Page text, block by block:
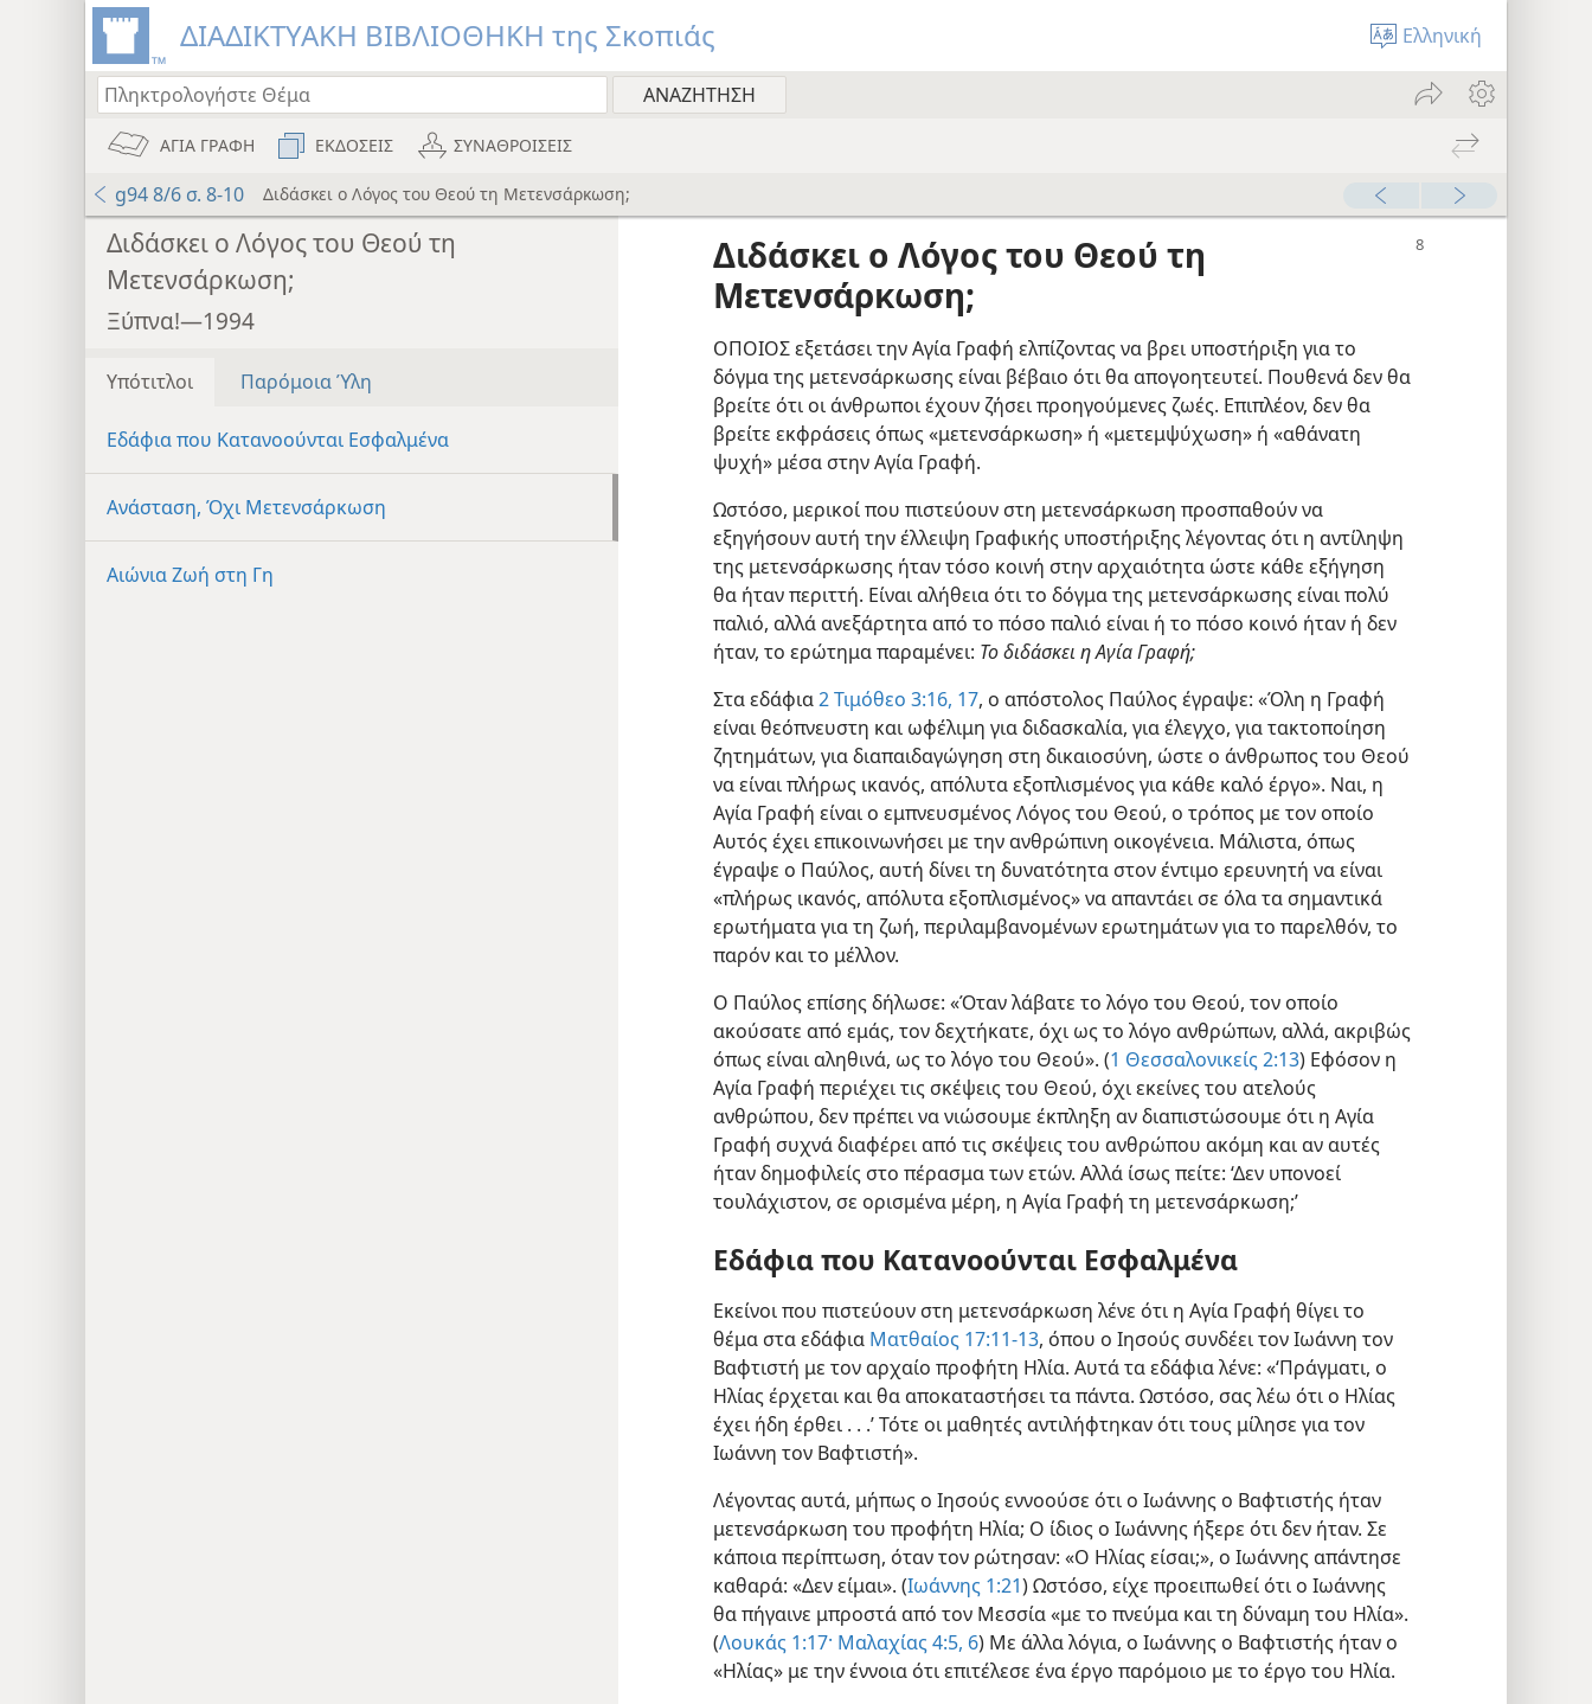
ΔΙΑΔΙΚΤΥΑΚΗ ΒΙΒΛΙΟΘΗΚΗ της Σκοπιάς Ελληνική
ΑΓΙΑ ΓΡΑΦΗ ΕΚΔΟΣΕΙΣ ΣΥΝΑΘΡΟΙΣΕΙΣ
g94 8/6 σ. 8-10 Διδάσκει ο Λόγος του Θεού τη Μετενσάρκωση;
Διδάσκει ο Λόγος του Θεού τη
Μετενσάρκωση;
Ξύπνα!—1994
Υπότιτλοι Παρόμοια Ύλη
Εδάφια που Κατανοούνται Εσφαλμένα
Ανάσταση, Όχι Μετενσάρκωση
Αιώνια Ζωή στη Γη
Διδάσκει ο Λόγος του Θεού τη
Μετενσάρκωση;
ΟΠΟΙΟΣ εξετάσει την Αγία Γραφή ελπίζοντας να βρει υποστήριξη για το
δόγμα της μετενσάρκωσης είναι βέβαιο ότι θα απογοητευτεί. Πουθενά δεν θα
βρείτε ότι οι άνθρωποι έχουν ζήσει προηγούμενες ζωές. Επιπλέον, δεν θα
βρείτε εκφράσεις όπως «μετενσάρκωση» ή «μετεμψύχωση» ή «αθάνατη
ψυχή» μέσα στην Αγία Γραφή.
Ωστόσο, μερικοί που πιστεύουν στη μετενσάρκωση προσπαθούν να
εξηγήσουν αυτή την έλλειψη Γραφικής υποστήριξης λέγοντας ότι η αντίληψη
της μετενσάρκωσης ήταν τόσο κοινή στην αρχαιότητα ώστε κάθε εξήγηση
θα ήταν περιττή. Είναι αλήθεια ότι το δόγμα της μετενσάρκωσης είναι πολύ
παλιό, αλλά ανεξάρτητα από το πόσο παλιό είναι ή το πόσο κοινό ήταν ή δεν
ήταν, το ερώτημα παραμένει: Το διδάσκει η Αγία Γραφή;
Στα εδάφια2 Τιμόθεο 3:16, 17, ο απόστολος Παύλος έγραψε: «Όλη η Γραφή
είναι θεόπνευστη και ωφέλιμη για διδασκαλία, για έλεγχο, για τακτοποίηση
ζητημάτων, για διαπαιδαγώγηση στη δικαιοσύνη, ώστε ο άνθρωπος του Θεού
να είναι πλήρως ικανός, απόλυτα εξοπλισμένος για κάθε καλό έργο». Ναι, η
Αγία Γραφή είναι ο εμπνευσμένος Λόγος του Θεού, ο τρόπος με τον οποίο
Αυτός έχει επικοινωνήσει με την ανθρώπινη οικογένεια. Μάλιστα, όπως
έγραψε ο Παύλος, αυτή δίνει τη δυνατότητα στον έντιμο ερευνητή να είναι
«πλήρως ικανός, απόλυτα εξοπλισμένος» να απαντάει σε όλα τα σημαντικά
ερωτήματα για τη ζωή, περιλαμβανομένων ερωτημάτων για το παρελθόν, το
παρόν και το μέλλον.
Ο Παύλος επίσης δήλωσε: «Όταν λάβατε το λόγο του Θεού, τον οποίο
ακούσατε από εμάς, τον δεχτήκατε, όχι ως το λόγο ανθρώπων, αλλά, ακριβώς
όπως είναι αληθινά, ως το λόγο του Θεού». (1 Θεσσαλονικείς 2:13) Εφόσον η
Αγία Γραφή περιέχει τις σκέψεις του Θεού, όχι εκείνες του ατελούς
ανθρώπου, δεν πρέπει να νιώσουμε έκπληξη αν διαπιστώσουμε ότι η Αγία
Γραφή συχνά διαφέρει από τις σκέψεις του ανθρώπου ακόμη και αν αυτές
ήταν δημοφιλείς στο πέρασμα των ετών. Αλλά ίσως πείτε: ‘Δεν υπονοεί
τουλάχιστον, σε ορισμένα μέρη, η Αγία Γραφή τη μετενσάρκωση;’
Εδάφια που Κατανοούνται Εσφαλμένα
Εκείνοι που πιστεύουν στη μετενσάρκωση λένε ότι η Αγία Γραφή θίγει το
θέμα στα εδάφια Ματθαίος 17:11-13, όπου ο Ιησούς συνδέει τον Ιωάννη τον
Βαφτιστή με τον αρχαίο προφήτη Ηλία. Αυτά τα εδάφια λένε: «‘Πράγματι, ο
Ηλίας έρχεται και θα αποκαταστήσει τα πάντα. Ωστόσο, σας λέω ότι ο Ηλίας
έχει ήδη έρθει . . .’ Τότε οι μαθητές αντιλήφτηκαν ότι τους μίλησε για τον
Ιωάννη τον Βαφτιστή».
Λέγοντας αυτά, μήπως ο Ιησούς εννοούσε ότι ο Ιωάννης ο Βαφτιστής ήταν
μετενσάρκωση του προφήτη Ηλία; Ο ίδιος ο Ιωάννης ήξερε ότι δεν ήταν. Σε
κάποια περίπτωση, όταν τον ρώτησαν: «Ο Ηλίας είσαι;», ο Ιωάννης απάντησε
καθαρά: «Δεν είμαι». (Ιωάννης 1:21) Ωστόσο, είχε προειπωθεί ότι ο Ιωάννης
θα πήγαινε μπροστά από τον Μεσσία «με το πνεύμα και τη δύναμη του Ηλία».
(Λουκάς 1:17· Μαλαχίας 4:5, 6) Με άλλα λόγια, ο Ιωάννης ο Βαφτιστής ήταν ο
«Ηλίας» με την έννοια ότι επιτέλεσε ένα έργο παρόμοιο με το έργο του Ηλία.